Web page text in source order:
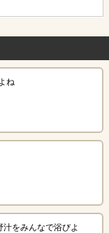
ね
汁をみんなで浴びよ